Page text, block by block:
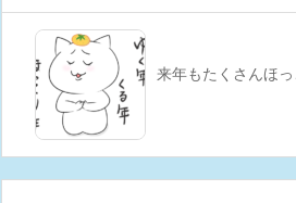
来年もたくさんほ